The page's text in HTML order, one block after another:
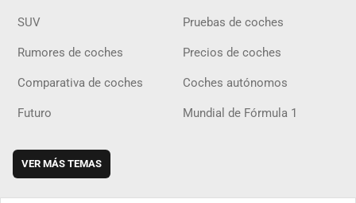
SUV Pruebas de coches
Rumores de coches Precios de coches
Comparativa de coches Coches autónomos
Futuro Mundial de Fórmula 1
VER MÁS TEMAS